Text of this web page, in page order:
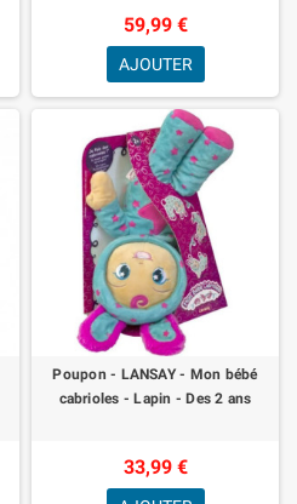
59,99 €
AJOUTER
Poupon - LANSAY - Mon bébé
cabrioles - Lapin - Des 2 ans
33,99 €